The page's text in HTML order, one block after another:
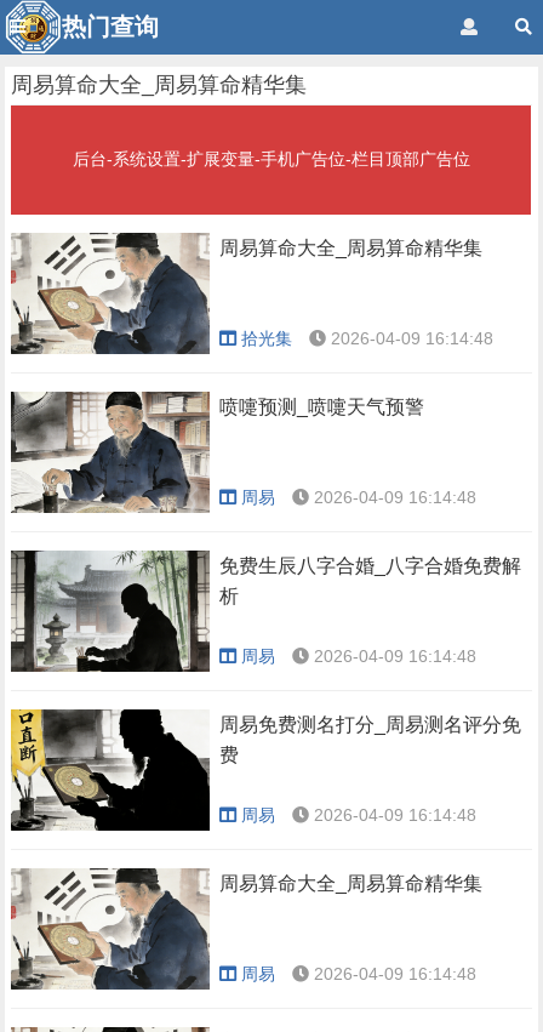
热门查询
周易算命大全_周易算命精华集
后台-系统设置-扩展变量-手机广告位-栏目顶部广告位
周易算命大全_周易算命精华集
拾光集 2026-04-09 16:14:48
喷嚏预测_喷嚏天气预警
周易 2026-04-09 16:14:48
免费生辰八字合婚_八字合婚免费解
析
周易 2026-04-09 16:14:48
周易免费测名打分_周易测名评分免
费
周易 2026-04-09 16:14:48
周易算命大全_周易算命精华集
周易 2026-04-09 16:14:48